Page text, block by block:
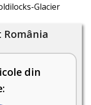
Glacier
România
din